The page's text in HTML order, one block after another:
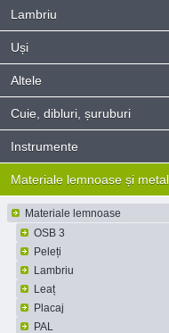
Lambriu
Uși
Altele
Cuie, dibluri, șuruburi
Instrumente
Materiale lemnoase și
Materiale lemnoase
OSB 3
Peleți
Lambriu
Leaț
Placaj
PAL